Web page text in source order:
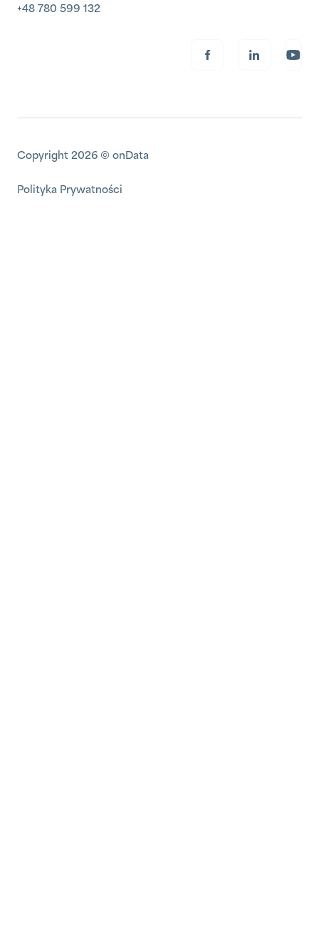
+48 780 599 132
Copyright 2026 © onData
Polityka Prywatności